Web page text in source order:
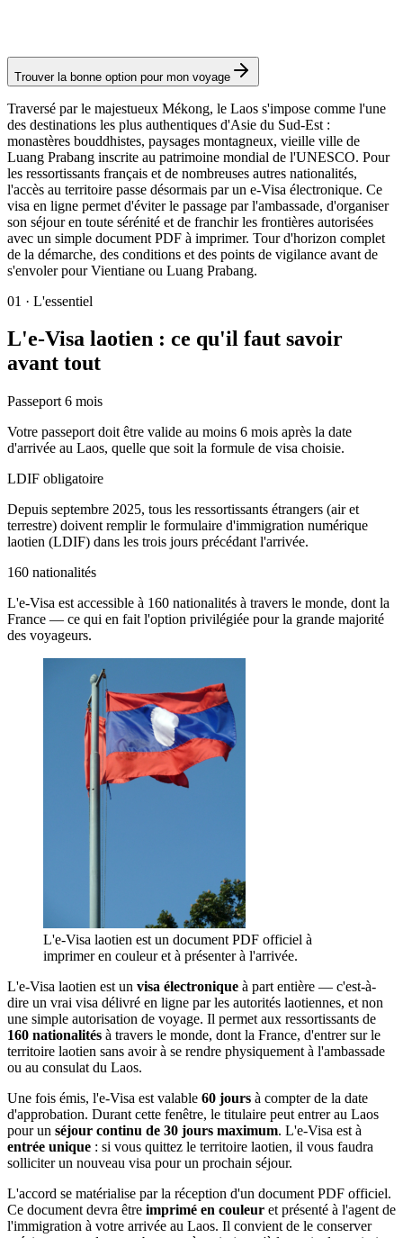
Trouver la bonne option pour mon voyage
Traversé par le majestueux Mékong, le Laos s'impose comme l'une
des destinations les plus authentiques d'Asie du Sud-Est :
monastères bouddhistes, paysages montagneux, vieille ville de
Luang Prabang inscrite au patrimoine mondial de l'UNESCO. Pour
les ressortissants français et de nombreuses autres nationalités,
l'accès au territoire passe désormais par un e-Visa électronique. Ce
visa en ligne permet d'éviter le passage par l'ambassade, d'organiser
son séjour en toute sérénité et de franchir les frontières autorisées
avec un simple document PDF à imprimer. Tour d'horizon complet
de la démarche, des conditions et des points de vigilance avant de
s'envoler pour Vientiane ou Luang Prabang.
01 · L'essentiel
L'e-Visa laotien : ce qu'il faut savoir
avant tout
Passeport 6 mois
Votre passeport doit être valide au moins 6 mois après la date
d'arrivée au Laos, quelle que soit la formule de visa choisie.
LDIF obligatoire
Depuis septembre 2025, tous les ressortissants étrangers (air et
terrestre) doivent remplir le formulaire d'immigration numérique
laotien (LDIF) dans les trois jours précédant l'arrivée.
160 nationalités
L'e-Visa est accessible à 160 nationalités à travers le monde, dont la
France — ce qui en fait l'option privilégiée pour la grande majorité
des voyageurs.
L'e-Visa laotien est un document PDF officiel à
imprimer en couleur et à présenter à l'arrivée.
L'e-Visa laotien est un visa électronique à part entière — c'est-à-
dire un vrai visa délivré en ligne par les autorités laotiennes, et non
une simple autorisation de voyage. Il permet aux ressortissants de
160 nationalités à travers le monde, dont la France, d'entrer sur le
territoire laotien sans avoir à se rendre physiquement à l'ambassade
ou au consulat du Laos.
Une fois émis, l'e-Visa est valable 60 jours à compter de la date
d'approbation. Durant cette fenêtre, le titulaire peut entrer au Laos
pour un séjour continu de 30 jours maximum. L'e-Visa est à
entrée unique : si vous quittez le territoire laotien, il vous faudra
solliciter un nouveau visa pour un prochain séjour.
L'accord se matérialise par la réception d'un document PDF officiel.
Ce document devra être imprimé en couleur et présenté à l'agent de
l'immigration à votre arrivée au Laos. Il convient de le conserver